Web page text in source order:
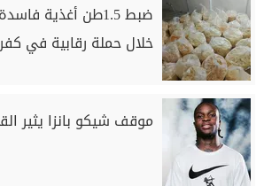
ضبط 1.5طن أغذية
خلال حملة رقابية في
موقف شيكو بانزا يثير